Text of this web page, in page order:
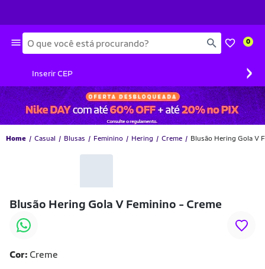
Busca 0
Inserir CEP ›
Home Casual Blusas Feminino Hering Creme Blusão Hering Gola V
Blusão Hering Gola V Feminino - Creme
Cor: Creme